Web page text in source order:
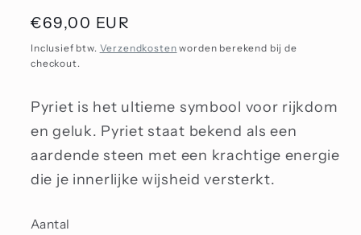
Normale
prijs
€69,00 EUR
Inclusief btw. Verzendkosten worden berekend bij de
checkout.
Pyriet is het ultieme symbool voor rijkdom
en geluk. Pyriet staat bekend als een
aardende steen met een krachtige energie
die je innerlijke wijsheid versterkt.
Aantal